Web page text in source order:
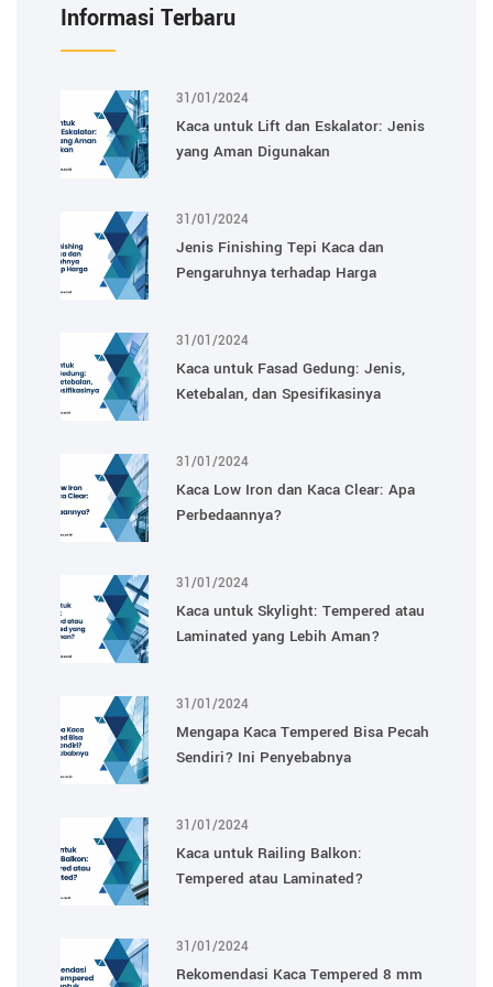
Informasi Terbaru
31/01/2024
Kaca untuk Lift dan Eskalator: Jenis
yang Aman Digunakan
31/01/2024
Jenis Finishing Tepi Kaca dan
Pengaruhnya terhadap Harga
31/01/2024
Kaca untuk Fasad Gedung: Jenis,
Ketebalan, dan Spesifikasinya
31/01/2024
Kaca Low Iron dan Kaca Clear: Apa
Perbedaannya?
31/01/2024
Kaca untuk Skylight: Tempered atau
Laminated yang Lebih Aman?
31/01/2024
Mengapa Kaca Tempered Bisa Pecah
Sendiri? Ini Penyebabnya
31/01/2024
Kaca untuk Railing Balkon:
Tempered atau Laminated?
31/01/2024
Rekomendasi Kaca Tempered 8 mm